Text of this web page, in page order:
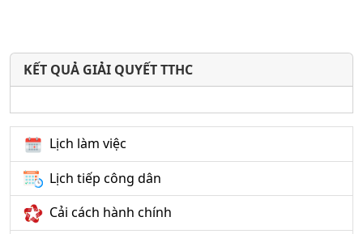
KẾT QUẢ GIẢI QUYẾT TTHC
Lịch làm việc
Lịch tiếp công dân
Cải cách hành chính